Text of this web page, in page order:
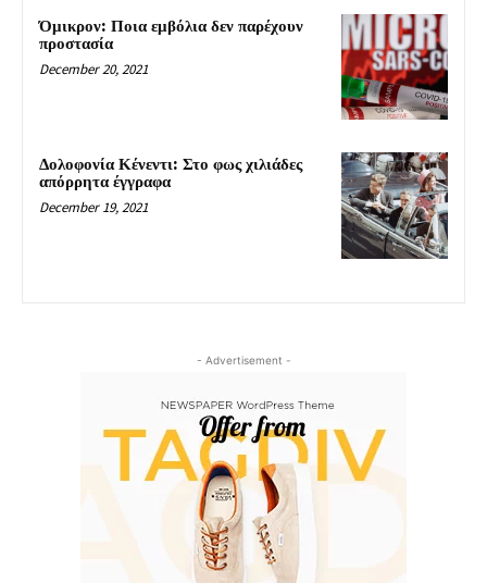
Όμικρον: Ποια εμβόλια δεν παρέχουν
προστασία
December 20, 2021
Δολοφονία Κένεντι: Στο φως χιλιάδες
απόρρητα έγγραφα
December 19, 2021
- Advertisement -